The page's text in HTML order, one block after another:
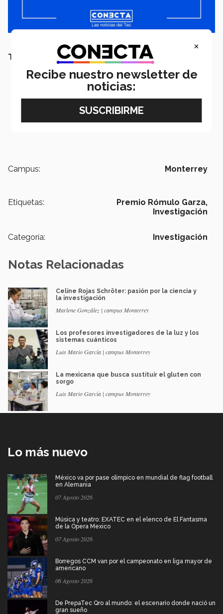
TAMBIÉN TE PUEDE INTERESAR LEER:
Campus: Monterrey
Etiquetas:
Premio Rómulo Garza,
Investigación
Categoría: Investigación
Notas Relacionadas
Celine Rojas Schröter: pasión por la ciencia y
la investigación
Marlene González | campus Monterrey
Los profesores investigadores de la luz y los
sistemas cuánticos
Luis Mario García | campus Monterrey
La mexicana que busca sustituir el gluten con
sorgo
Luis Mario García | campus Monterrey
Lo más nuevo
México va por pase olímpico en mundial de flag football
en Alemania
07 Agosto 2026
Música y teatro: EXATEC en el elenco de El Fantasma
de la Ópera Mexico
07 Agosto 2026
Borregos CCM van por el campeonato en liga mayor de
americano
06 Agosto 2026
De PrepaTec Qro al mundo: el escenario donde nació un
gran sueño
×
Recibe nuestro newsletter de
noticias: